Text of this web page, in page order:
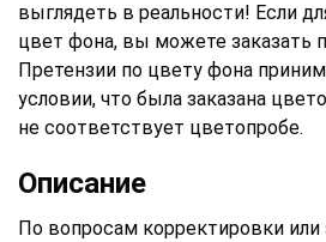
выглядеть в реальности! Если
цвет фона, вы можете заказать
Претензии по цвету фона
условии, что была заказана
не соответствует цветопробе.
Описание
По вопросам корректировки или